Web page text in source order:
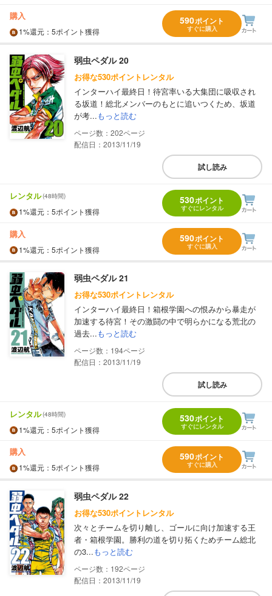
購入
1%還元 ：5ポイント獲得
590ポイント
すぐに購入
弱虫ペダル 20
お得な530ポイントレンタル
インターハイ最終日！待宮率いる大集団に吸収され
る坂道！総北メンバーのもとに追いつくため、坂道
が考...もっと読む
202
配信日：2013/11/19
試し読み
レンタル(48時間)
1%還元 ：5ポイント獲得
530ポイント
すぐにレンタル
購入
1%還元 ：5ポイント獲得
590ポイント
すぐに購入
弱虫ペダル 21
お得な530ポイントレンタル
インターハイ最終日！箱根学園への恨みから暴走が
加速する待宮！その激闘の中で明らかになる荒北の
過去...もっと読む
194
配信日：2013/11/19
試し読み
レンタル(48時間)
1%還元 ：5ポイント獲得
530ポイント
すぐにレンタル
購入
1%還元 ：5ポイント獲得
590ポイント
すぐに購入
弱虫ペダル 22
お得な530ポイントレンタル
次々とチームを切り離し、ゴールに向け加速する王
者・箱根学園。勝利の道を切り拓くためチーム総北
の3...もっと読む
192
配信日：2013/11/19